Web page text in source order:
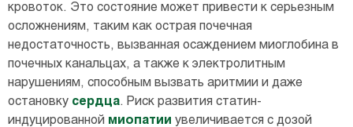
кровоток. Это состояние может привести к серьезным
осложнениям, таким как острая почечная
недостаточность, вызванная осаждением миоглобина в
почечных канальцах, а также к электролитным
нарушениям, способным вызвать аритмии и даже
остановку сердца. Риск развития статин-
индуцированной миопатии увеличивается с дозой